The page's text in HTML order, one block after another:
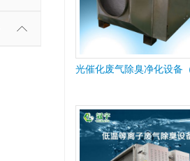
光催化废气除臭净化设备